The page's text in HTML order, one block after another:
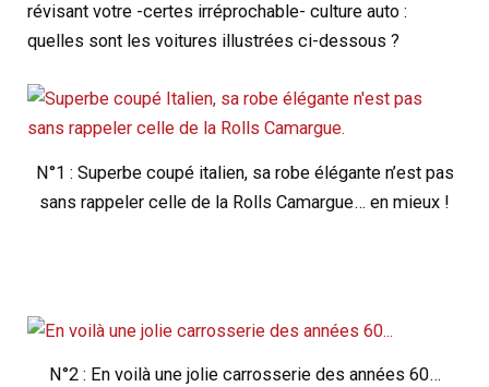
révisant votre -certes irréprochable- culture auto :
quelles sont les voitures illustrées ci-dessous ?
N°1 : Superbe coupé italien, sa robe élégante n’est pas
sans rappeler celle de la Rolls Camargue… en mieux !
N°2 : En voilà une jolie carrosserie des années 60…